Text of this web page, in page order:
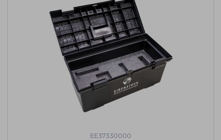
EE37330000